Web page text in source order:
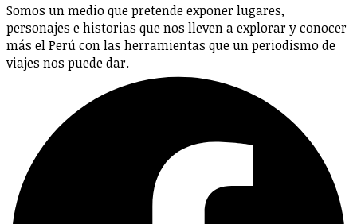
Somos un medio que pretende exponer lugares,
personajes e historias que nos lleven a explorar y conocer
más el Perú con las herramientas que un periodismo de
viajes nos puede dar.